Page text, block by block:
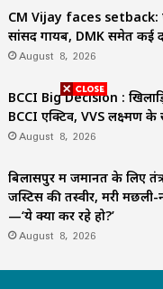
CM Vijay faces setback:
सांसद गायब, DMK समेत कई
August 8, 2026
BCCI Big Decision :
BCCI एक्टिव, VVS लक्ष्मण
August 8, 2026
बिलासपुर में जमानत के लिए
जस्टिस की तस्वीर, मरी मछली-
—‘ये क्या कर रहे हो?’
August 8, 2026